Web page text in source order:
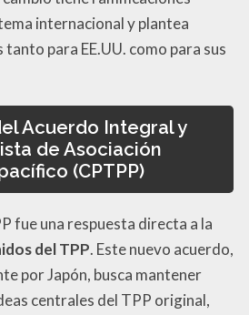
internacional y plantea
para EE.UU. como para sus
Acuerdo Integral y
de Asociación
(CPTPP)
fue una respuesta directa a la
del TPP. Este nuevo acuerdo,
por Japón, busca mantener
centrales del TPP original,